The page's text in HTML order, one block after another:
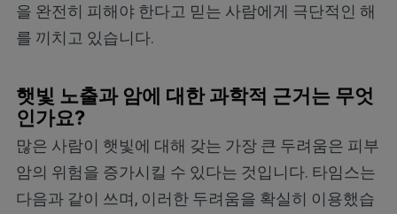
을 완전히 피해야 한다고 믿는 사람에게 극단적인 해
를 끼치고 있습니다.
햇빛 노출과 암에 대한 과학적 근거는 무엇
인가요?
많은 사람이 햇빛에 대해 갖는 가장 큰 두려움은 피부
암의 위험을 증가시킬 수 있다는 것입니다. 타임스는
다음과 같이 쓰며, 이러한 두려움을 확실히 이용했습